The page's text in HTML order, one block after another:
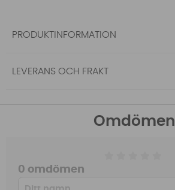
PRODUKTINFORMATION
LEVERANS OCH FRAKT
Omdömen
0 omdömen